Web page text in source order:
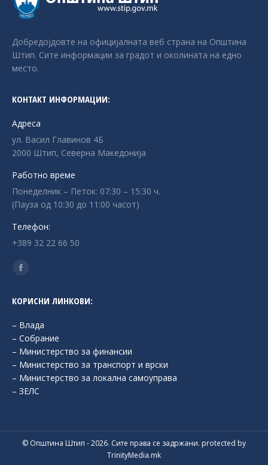
Добредојдовте на официјалната веб страна на Општина
Штип. Сите информации за градот и околината на едно
место.
КОНТАКТ ИНФОРМАЦИИ:
Адреса
ул. Васил Главинов 4Б
2000 Штип, Северна Македонија
Работно време
Понеделник – Петок: 07:30 – 15:30 ч.
(Пауза од 10:30 до 11:00 часот)
Телефон:
+389 32 22 66 50
Find us on:
Facebook
opens
in
new
window
КОРИСНИ ЛИНКОВИ:
– Влада
– Собрание
– Министерство за финансии
– Министерство за транспорт и врски
– Министерство за локална самоуправа
– ЗЕЛС
© Општина Штип - 2026. Сите права се задржани. protected by
TrinityMedia.mk